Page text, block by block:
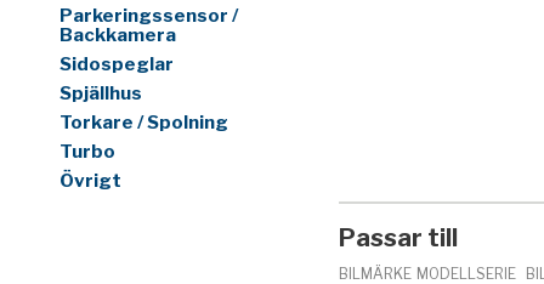
Parkeringssensor /
Backkamera
Sidospeglar
Spjällhus
Torkare / Spolning
Turbo
Övrigt
Passar till
BILMÄRKE MODELLSERIE